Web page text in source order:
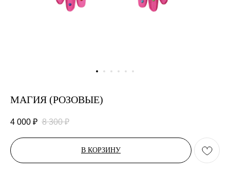
МАГИЯ (РОЗОВЫЕ)
4 000 ₽ 8 300 ₽
В КОРЗИНУ